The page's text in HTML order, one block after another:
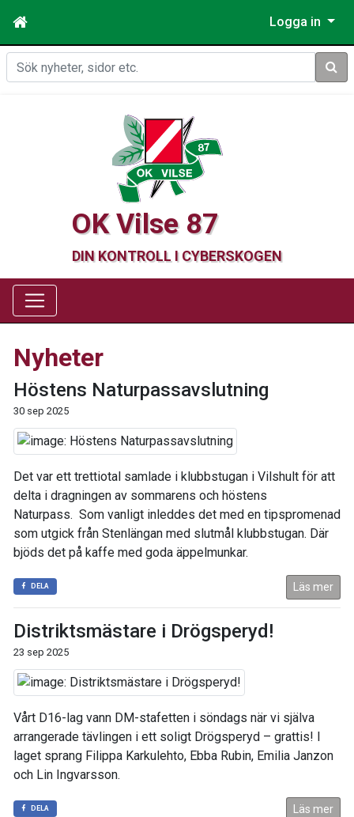
Logga in
Sök
OK Vilse 87
DIN KONTROLL I CYBERSKOGEN
Nyheter
Höstens Naturpassavslutning
30 sep 2025
Det var ett trettiotal samlade i klubbstugan i Vilshult för att
delta i dragningen av sommarens och höstens
Naturpass. Som vanligt inleddes det med en tipspromenad
som utgick från Stenlängan med slutmål klubbstugan. Där
bjöds det på kaffe med goda äppelmunkar.
DELA Läs mer
Distriktsmästare i Drögsperyd!
23 sep 2025
Vårt D16-lag vann DM-stafetten i söndags när vi själva
arrangerade tävlingen i ett soligt Drögsperyd – grattis! I
laget sprang Filippa Karkulehto, Ebba Rubin, Emilia Janzon
och Lin Ingvarsson.
DELA Läs mer